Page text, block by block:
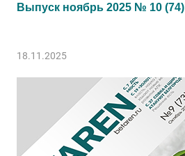
Выпуск ноябрь 2025 № 10 (74)
18.11.2025